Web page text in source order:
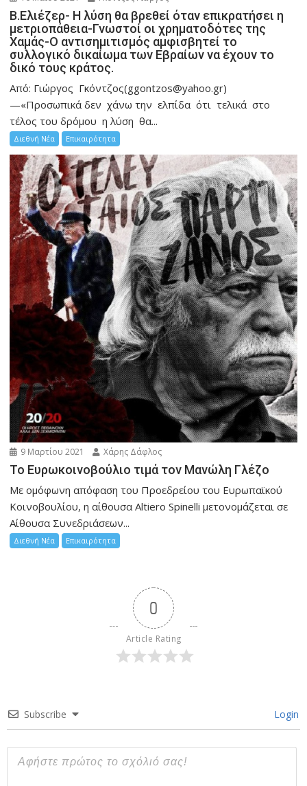
Β.Ελιέζερ- Η λύση θα βρεθεί όταν επικρατήσει η
μετριοπάθεια-Γνωστοί οι χρηματοδότες της
Χαμάς-Ο αντισημιτισμός αμφισβητεί το
συλλογικό δικαίωμα των Εβραίων να έχουν το
δικό τους κράτος.
Από: Γιώργος Γκόντζος(ggontzos@yahoo.gr)
—«Προσωπικά δεν χάνω την ελπίδα ότι τελικά στο
τέλος του δρόμου η λύση θα...
Διεθνή Νέα Επικαιρότητα
9 Μαρτίου 2021 Χάρης Δάφλος
To Eυρωκοινοβούλιο τιμά τον Μανώλη Γλέζο
Με ομόφωνη απόφαση του Προεδρείου του Ευρωπαϊκού
Κοινοβουλίου, η αίθουσα Altiero Spinelli μετονομάζεται σε
Αίθουσα Συνεδριάσεων...
Διεθνή Νέα Επικαιρότητα
0
Article Rating
Subscribe Login